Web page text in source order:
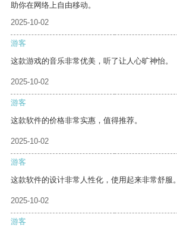
助你在网络上自由移动。
2025-10-02
游客
这款游戏的音乐非常优美，听了让人心旷神怡。
2025-10-02
游客
这款软件的价格非常实惠，值得推荐。
2025-10-02
游客
这款软件的设计非常人性化，使用起来非常舒服。
2025-10-02
游客